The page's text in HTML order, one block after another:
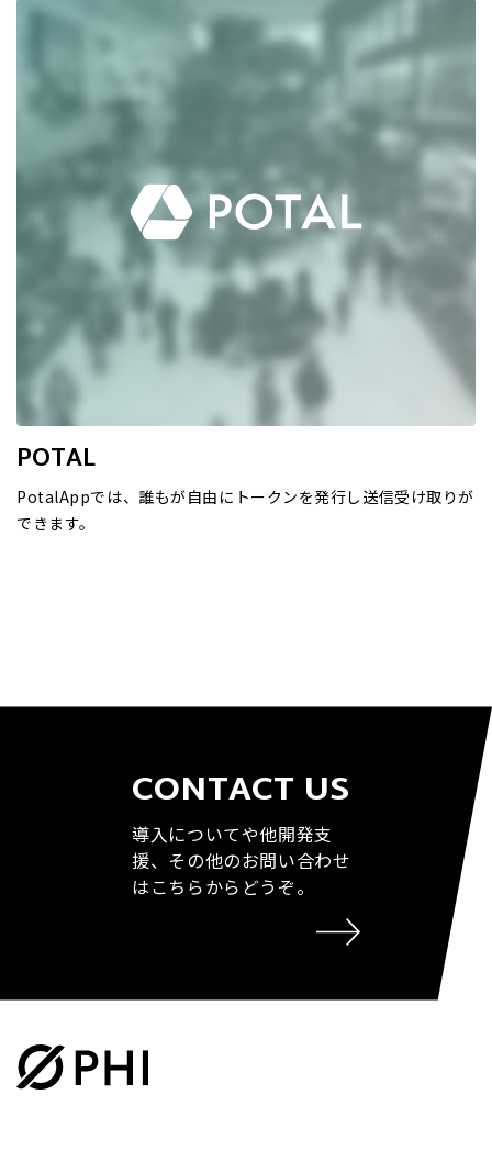
POTAL
PotalAppでは、誰もが自由にトークンを発行し送信受け取りが
できます。
CONTACT US
導入についてや他開発支
援、その他のお問い合わせ
はこちらからどうぞ。